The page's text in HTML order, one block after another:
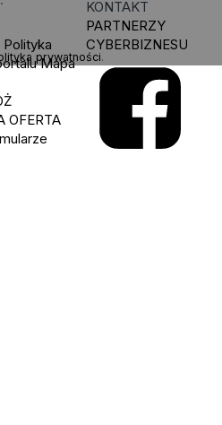
prywatności.
Polityka
Mapa
OFERTA
KONTAKT
PARTNERZY
CYBERBIZNESU